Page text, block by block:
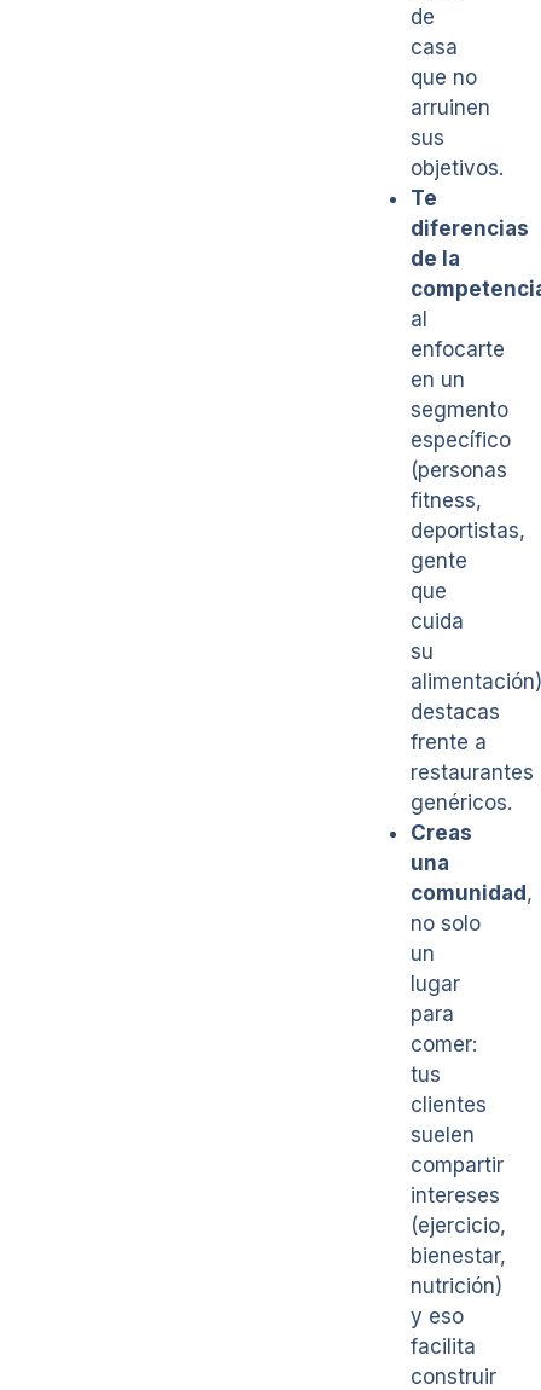
de
casa
que no
arruinen
sus
objetivos.
Te
diferencias
de la
al
enfocarte
en un
segmento
específico
(personas
fitness,
deportistas,
gente
que
cuida
su
alimentación)
destacas
frente a
restaurantes
genéricos.
Creas
una
comunidad,
no solo
un
lugar
para
comer:
tus
clientes
suelen
compartir
intereses
(ejercicio,
bienestar,
nutrición)
y eso
facilita
construir